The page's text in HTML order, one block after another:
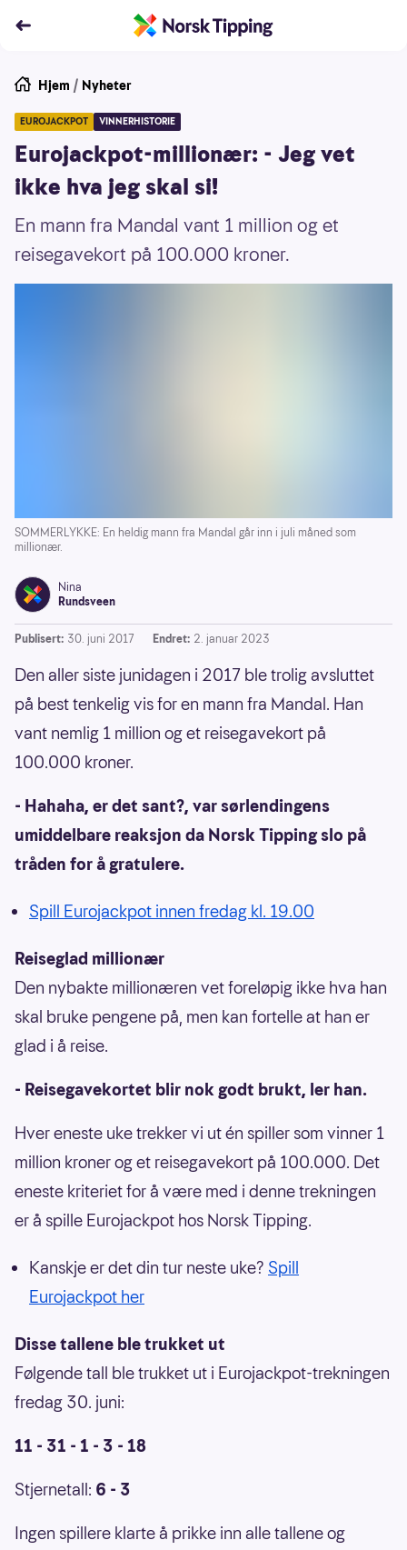
Hjem / Nyheter
EUROJACKPOT VINNERHISTORIE
Eurojackpot-millionær: - Jeg vet
ikke hva jeg skal si!
En mann fra Mandal vant 1 million og et
reisegavekort på 100.000 kroner.
SOMMERLYKKE: En heldig mann fra Mandal går inn i juli måned som
millionær.
Nina
Rundsveen
Publisert: 30. juni 2017 Endret: 2. januar 2023
Den aller siste junidagen i 2017 ble trolig avsluttet
på best tenkelig vis for en mann fra Mandal. Han
vant nemlig 1 million og et reisegavekort på
100.000 kroner.
- Hahaha, er det sant?, var sørlendingens
umiddelbare reaksjon da Norsk Tipping slo på
tråden for å gratulere.
Spill Eurojackpot innen fredag kl. 19.00
Reiseglad millionær
Den nybakte millionæren vet foreløpig ikke hva han
skal bruke pengene på, men kan fortelle at han er
glad i å reise.
- Reisegavekortet blir nok godt brukt, ler han.
Hver eneste uke trekker vi ut én spiller som vinner 1
million kroner og et reisegavekort på 100.000. Det
eneste kriteriet for å være med i denne trekningen
er å spille Eurojackpot hos Norsk Tipping.
Kanskje er det din tur neste uke? Spill
Eurojackpot her
Disse tallene ble trukket ut
Følgende tall ble trukket ut i Eurojackpot-trekningen
fredag 30. juni:
11 - 31 - 1 - 3 - 18
Stjernetall: 6 - 3
Ingen spillere klarte å prikke inn alle tallene og